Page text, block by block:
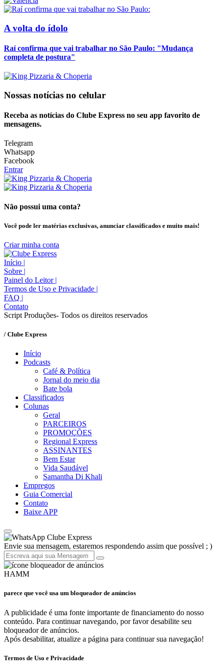
A volta do ídolo
Raí confirma que vai trabalhar no São Paulo: "Mudança
completa de postura"
Nossas notícias no celular
Receba as notícias do Clube Express no seu app favorito de
mensagens.
Telegram
Whatsapp
Facebook
Entrar
Não possui uma conta?
Você pode ler matérias exclusivas, anunciar classificados e muito mais!
Criar minha conta
Início |
Sobre |
Painel do Leitor |
Termos de Uso e Privacidade |
FAQ |
Contato
Script Produções- Todos os direitos reservados
/ Clube Express
Início
Podcasts
Café & Política
Jornal do meio dia
Bate bola
Classificados
Colunas
Geral
PARCEIROS
PROMOÇÕES
Regional Express
ASSINANTES
Bem Estar
Vida Saudável
Samantha Di Khali
Empregos
Guia Comercial
Contato
Baixe APP
Clube Express
Envie sua mensagem, estaremos respondendo assim que possível ; )
HAMM
parece que você usa um bloqueador de anúncios
A publicidade é uma fonte importante de financiamento do nosso
conteúdo. Para continuar navegando, por favor desabilite seu
bloqueador de anúncios.
Após desabilitar, atualize a página para continuar sua navegação!
Termos de Uso e Privacidade